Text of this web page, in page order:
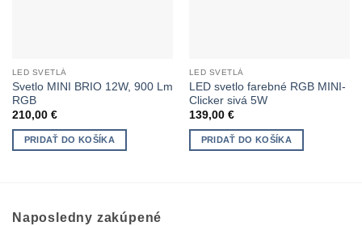
LED SVETLÁ
Svetlo MINI BRIO 12W, 900 Lm
RGB
210,00 €
PRIDAŤ DO KOŠÍKA
LED SVETLÁ
LED svetlo farebné RGB MINI-
Clicker sivá 5W
139,00 €
PRIDAŤ DO KOŠÍKA
Naposledny zakúpené